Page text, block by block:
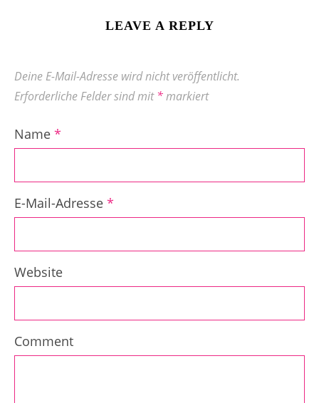
LEAVE A REPLY
Deine E-Mail-Adresse wird nicht veröffentlicht.
Erforderliche Felder sind mit*markiert
Name *
E-Mail-Adresse *
Website
Comment